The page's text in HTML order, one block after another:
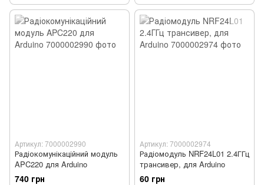
Артикул: 7000002990
Радіокомунікаційний модуль
APC220 для Arduino
740 грн
Артикул: 7000002974
Радіомодуль NRF24L01 2.4ГГц
трансивер, для Arduino
60 грн